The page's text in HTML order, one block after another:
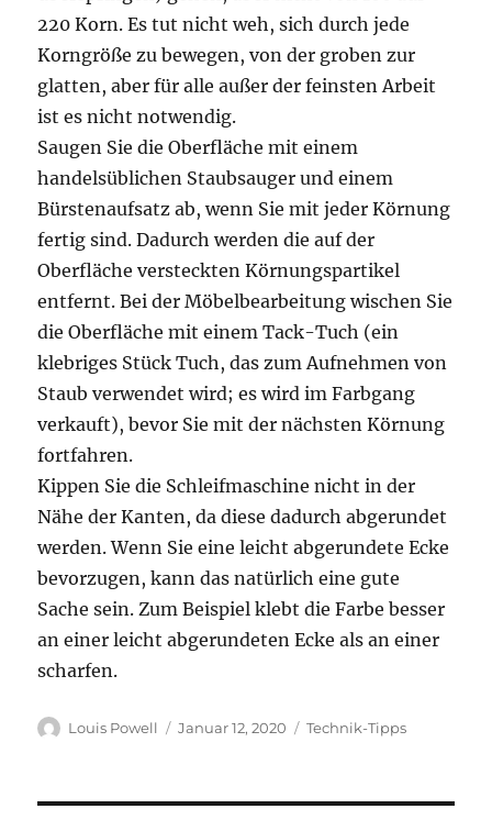
220 Korn. Es tut nicht weh, sich durch jede
Korngröße zu bewegen, von der groben zur
glatten, aber für alle außer der feinsten Arbeit
ist es nicht notwendig.
Saugen Sie die Oberfläche mit einem
handelsüblichen Staubsauger und einem
Bürstenaufsatz ab, wenn Sie mit jeder Körnung
fertig sind. Dadurch werden die auf der
Oberfläche versteckten Körnungspartikel
entfernt. Bei der Möbelbearbeitung wischen Sie
die Oberfläche mit einem Tack-Tuch (ein
klebriges Stück Tuch, das zum Aufnehmen von
Staub verwendet wird; es wird im Farbgang
verkauft), bevor Sie mit der nächsten Körnung
fortfahren.
Kippen Sie die Schleifmaschine nicht in der
Nähe der Kanten, da diese dadurch abgerundet
werden. Wenn Sie eine leicht abgerundete Ecke
bevorzugen, kann das natürlich eine gute
Sache sein. Zum Beispiel klebt die Farbe besser
an einer leicht abgerundeten Ecke als an einer
scharfen.
Autor
Louis Powell
Veröffentlicht
Januar 12, 2020 Kategorien
Technik-Tipps